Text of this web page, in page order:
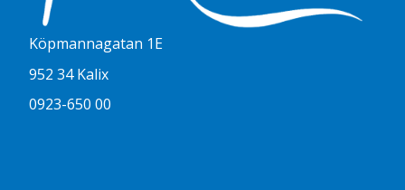
Köpmannagatan 1E
952 34 Kalix
0923-650 00